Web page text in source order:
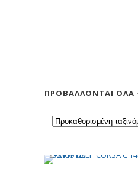
ΠΡΟΒΆΛΛΟΝΤΑΙ ΌΛΑ